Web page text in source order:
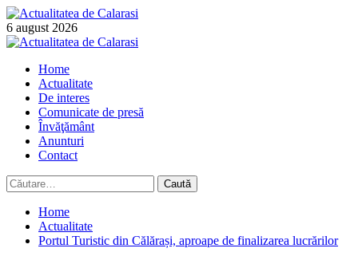
Skip
to
content
6 august 2026
Primary
Home
Actualitate
De interes
Comunicate de presă
Învăţământ
Anunturi
Contact
Caută
după:
Home
Actualitate
Portul Turistic din Călărași, aproape de finalizarea lucrărilor